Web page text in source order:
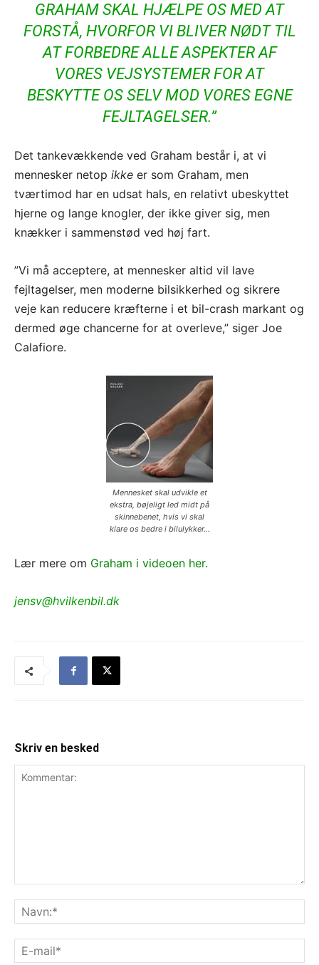
GRAHAM SKAL HJÆLPE OS MED AT
FORSTÅ, HVORFOR VI BLIVER NØDT TIL
AT FORBEDRE ALLE ASPEKTER AF
VORES VEJSYSTEMER FOR AT
BESKYTTE OS SELV MOD VORES EGNE
FEJLTAGELSER.”
Det tankevækkende ved Graham består i, at vi
mennesker netop ikke er som Graham, men
tværtimod har en udsat hals, en relativt ubeskyttet
hjerne og lange knogler, der ikke giver sig, men
knækker i sammenstød ved høj fart.
”Vi må acceptere, at mennesker altid vil lave
fejltagelser, men moderne bilsikkerhed og sikrere
veje kan reducere kræfterne i et bil-crash markant og
dermed øge chancerne for at overleve,” siger Joe
Calafiore.
Mennesket skal udvikle et
ekstra, bøjeligt led midt på
skinnebenet, hvis vi skal
klare os bedre i bilulykker...
Lær mere om Graham i videoen her.
jensv@hvilkenbil.dk
Skriv en besked